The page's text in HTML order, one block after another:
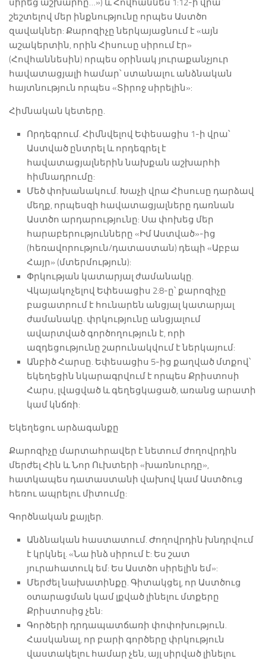
սիրեց աշխարհը…») և Հովհաննես 1:12-ի վրա՝
շեշտելով մեր ինքնությունը որպես Աստծո
զավակներ: Քարոզիչը ներկայացնում է «այն
աշակերտին, որին Հիսուսը սիրում էր»
(Հովհաննեսին) որպես օրինակ յուրաքանչյուր
հավատացյալի համար՝ ստանալու անձնական
հայտնություն որպես «Տիրոջ սիրելին»:
Հիմնական կետերը.
Որդեգրում. Հիմնվելով Եփեսացիս 1-ի վրա՝
Աստված ընտրել և որդեգրել է
հավատացյալներին նախքան աշխարհի
հիմնադրումը:
Մեծ փոխանակում. Խաչի վրա Հիսուսը դարձավ
մեղք, որպեսզի հավատացյալները դառնան
Աստծո արդարությունը: Սա փոխեց մեր
հարաբերությունները «Իմ Աստված»-ից
(հեռավորություն/դատաստան) դեպի «Աբբա
Հայր» (մտերմություն):
Փրկության կատարյալ ժամանակը.
Վկայակոչելով Եփեսացիս 2:8-ը՝ քարոզիչը
բացատրում է հունարեն անցյալ կատարյալ
ժամանակը. փրկությունը անցյալում
ավարտված գործողություն է, որի
ազդեցությունը շարունակվում է ներկայում:
Անբիծ Հարսը. Եփեսացիս 5-ից քաղված մտքով՝
եկեղեցին նկարագրվում է որպես Քրիստոսի
Հարս, լվացված և գեղեցկացած, առանց արատի
կամ կնճռի:
Եկեղեցու արձագանքը
Քարոզիչը մարտահրավեր է նետում ժողովրդին
մերժել Հին և Նոր Ուխտերի «խառնուրդը»,
հատկապես դատաստանի վախով կամ Աստծուց
հեռու ապրելու միտումը:
Գործնական քայլեր.
Անձնական հաստատում. Ժողովրդին խնդրվում
է կրկնել. «Նա ինձ սիրում է: Ես շատ
յուրահատուկ եմ: Ես Աստծո սիրելին եմ»:
Մերժել նախատինքը. Գիտակցել, որ Աստծուց
օտարացման կամ լքված լինելու մտքերը
Քրիստոսից չեն:
Գործերի դրդապատճառի փոփոխություն.
Հասկանալ, որ բարի գործերը փրկություն
վաստակելու համար չեն, այլ սիրված լինելու